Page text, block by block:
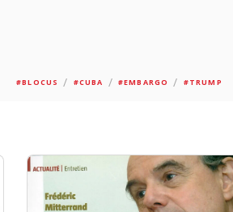
#BLOCUS / #CUBA / #EMBARGO / #TRUMP